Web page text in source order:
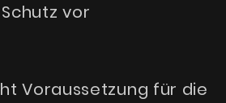
vor
Voraussetzung für die